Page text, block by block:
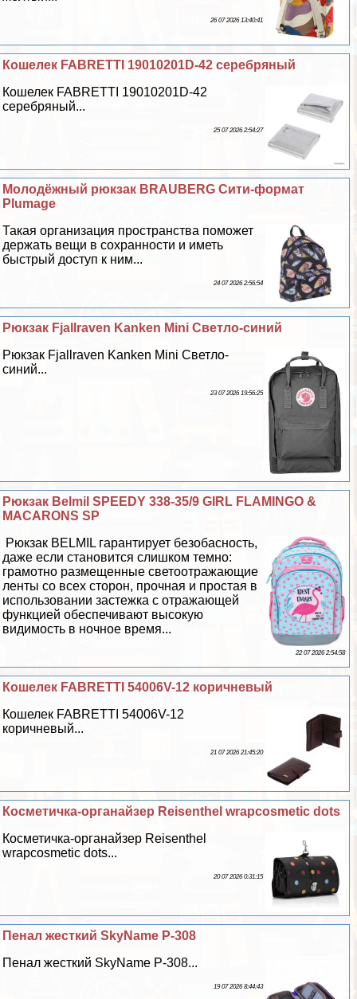
26 07 2026 13:40:41
Кошелек FABRETTI 19010201D-42 серебряный
Кошелек FABRETTI 19010201D-42
серебряный...
25 07 2026 2:54:27
Молодёжный рюкзак BRAUBERG Сити-формат
Plumage
Такая организация прострaнcтва поможет
держать вещи в сохранности и иметь
быстрый доступ к ним...
24 07 2026 2:56:54
Рюкзак Fjallraven Kanken Mini Светло-синий
Рюкзак Fjallraven Kanken Mini Светло-
синий...
23 07 2026 19:56:25
Рюкзак Belmil SPEEDY 338-35/9 GIRL FLAMINGO &
MACARONS SP
Рюкзак BELMIL гарантирует безобасность,
даже если становится слишком темно:
грамотно размещенные светоотражающие
ленты со всех сторон, прочная и простая в
использовании застежка с отражающей
функцией обеспечивают высокую
видимость в ночное время...
22 07 2026 2:54:58
Кошелек FABRETTI 54006V-12 коричневый
Кошелек FABRETTI 54006V-12
коричневый...
21 07 2026 21:45:20
Косметичка-органайзер Reisenthel wrapcosmetic dots
Косметичка-органайзер Reisenthel
wrapcosmetic dots...
20 07 2026 0:31:15
Пенал жесткий SkyName P-308
Пенал жесткий SkyName P-308...
19 07 2026 8:44:43